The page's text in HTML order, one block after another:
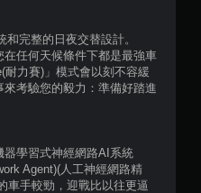
1
則
分
完整的日夜交替設計。
任何天候條件下都是最強車
力賽)」模式會以刻不容緩
考驗您的毅力：準備好踏進
學習式神經網路AI系統
Agent)(人工神經網路精
車手較勁，迎戰比以往更逼